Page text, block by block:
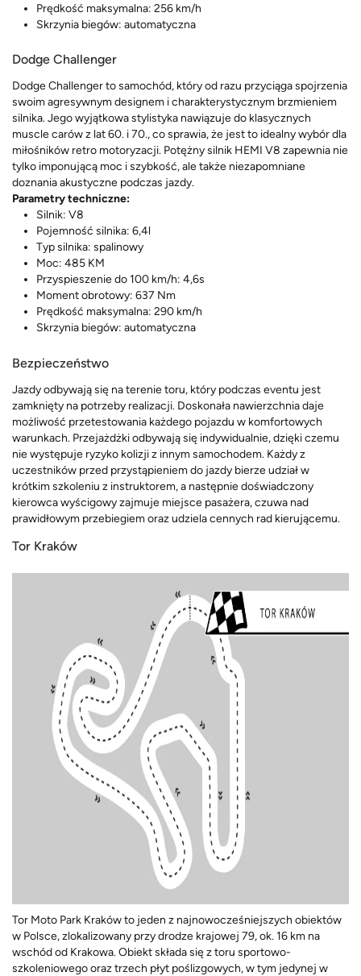
Prędkość maksymalna: 256 km/h
Skrzynia biegów: automatyczna
Dodge Challenger
Dodge Challenger to samochód, który od razu przyciąga spojrzenia
swoim agresywnym designem i charakterystycznym brzmieniem
silnika. Jego wyjątkowa stylistyka nawiązuje do klasycznych
muscle carów z lat 60. i 70., co sprawia, że jest to idealny wybór dla
miłośników retro motoryzacji. Potężny silnik HEMI V8 zapewnia nie
tylko imponującą moc i szybkość, ale także niezapomniane
doznania akustyczne podczas jazdy.
Parametry techniczne:
Silnik: V8
Pojemność silnika: 6,4l
Typ silnika: spalinowy
Moc: 485 KM
Przyspieszenie do 100 km/h: 4,6s
Moment obrotowy: 637 Nm
Prędkość maksymalna: 290 km/h
Skrzynia biegów: automatyczna
Bezpieczeństwo
Jazdy odbywają się na terenie toru, który podczas eventu jest
zamknięty na potrzeby realizacji. Doskonała nawierzchnia daje
możliwość przetestowania każdego pojazdu w komfortowych
warunkach. Przejażdżki odbywają się indywidualnie, dzięki czemu
nie występuje ryzyko kolizji z innym samochodem. Każdy z
uczestników przed przystąpieniem do jazdy bierze udział w
krótkim szkoleniu z instruktorem, a następnie doświadczony
kierowca wyścigowy zajmuje miejsce pasażera, czuwa nad
prawidłowym przebiegiem oraz udziela cennych rad kierującemu.
Tor Kraków
Tor Moto Park Kraków to jeden z najnowocześniejszych obiektów
w Polsce, zlokalizowany przy drodze krajowej 79, ok. 16 km na
wschód od Krakowa. Obiekt składa się z toru sportowo-
szkoleniowego oraz trzech płyt poślizgowych, w tym jedynej w